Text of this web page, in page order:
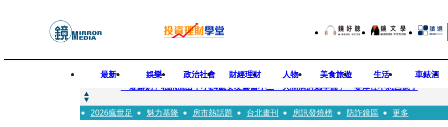
最新 娛樂 政治社會 財經理財 人物 美食旅遊 生活 車錶酒
快訊
「愛露奶」私訊流出！小24歲女友爆當小三「大鬧病房氣孕婦」 姜厚任不忍回應了
快訊
台玻夫人稱長子抑鬱輕生 兒媳譚以欣：若愛只在完全順從才給予，就不是無條件的愛
2026瘋世足 魅力基隆 房市熱話題 台北畫刊 房訊發燒榜 防詐鏡區 更多